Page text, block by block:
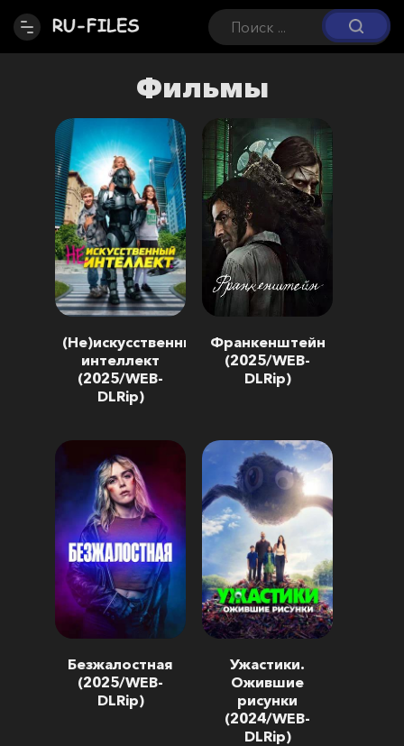
Фильмы
(Не)искусственный
интеллект
(2025/WEB-
DLRip)
Франкенштейн
(2025/WEB-
DLRip)
Безжалостная
(2025/WEB-
DLRip)
Ужастики.
Ожившие
рисунки
(2024/WEB-
DLRip)